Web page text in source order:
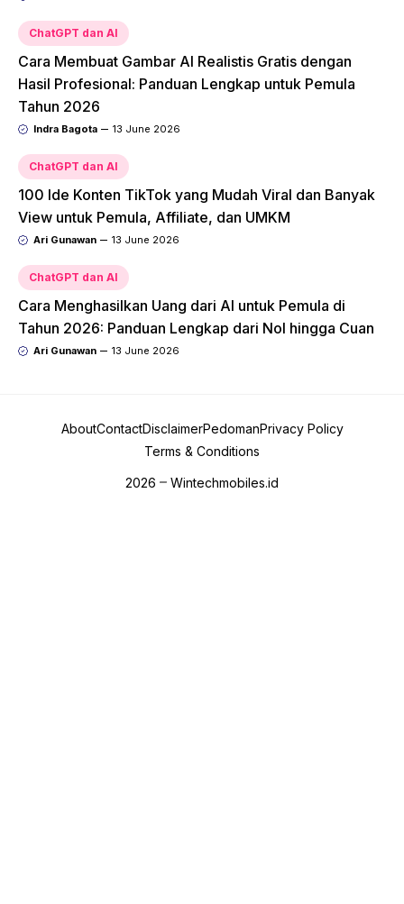
ChatGPT dan AI
Cara Membuat Gambar AI Realistis Gratis dengan
Hasil Profesional: Panduan Lengkap untuk Pemula
Tahun 2026
Indra Bagota 13 June 2026
ChatGPT dan AI
100 Ide Konten TikTok yang Mudah Viral dan Banyak
View untuk Pemula, Affiliate, dan UMKM
Ari Gunawan 13 June 2026
ChatGPT dan AI
Cara Menghasilkan Uang dari AI untuk Pemula di
Tahun 2026: Panduan Lengkap dari Nol hingga Cuan
Ari Gunawan 13 June 2026
AboutContactDisclaimerPedomanPrivacy Policy
Terms & Conditions
2026 Wintechmobiles.id